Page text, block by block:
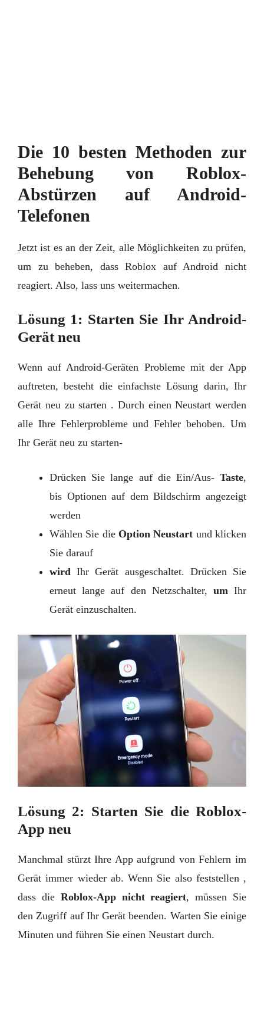
Die 10 besten Methoden zur
Behebung von Roblox-
Abstürzen auf Android-
Telefonen
Jetzt ist es an der Zeit, alle Möglichkeiten zu prüfen,
um zu beheben, dass Roblox auf Android nicht
reagiert. Also, lass uns weitermachen.
Lösung 1: Starten Sie Ihr Android-
Gerät neu
Wenn auf Android-Geräten Probleme mit der App
auftreten, besteht die einfachste Lösung darin, Ihr
Gerät neu zu starten . Durch einen Neustart werden
alle Ihre Fehlerprobleme und Fehler behoben. Um
Ihr Gerät neu zu starten-
Drücken Sie lange auf die Ein/Aus- Taste,
bis Optionen auf dem Bildschirm angezeigt
werden
Wählen Sie die Option Neustart und klicken
Sie darauf
wirdIhr Gerät ausgeschaltet. Drücken Sie
erneut lange auf den Netzschalter, umIhr
Gerät einzuschalten.
Lösung 2: Starten Sie die Roblox-
App neu
Manchmal stürzt Ihre App aufgrund von Fehlern im
Gerät immer wieder ab. Wenn Sie also feststellen ,
dass die Roblox-App nicht reagiert, müssen Sie
den Zugriff auf Ihr Gerät beenden. Warten Sie einige
Minuten und führen Sie einen Neustart durch.